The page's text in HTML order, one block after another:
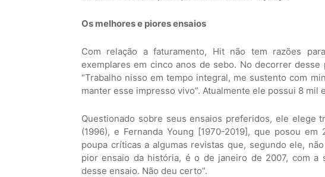
Os melhores e piores ensaios
Com relação a faturamento, Hit não tem razões
exemplares em cinco anos de sebo. No decorrer
“Trabalho nisso em tempo integral, me sustento com
manter esse impresso vivo”. Atualmente ele possui 8 mil
Questionado sobre seus ensaios preferidos, ele elege
(1996), e Fernanda Young [1970-2019], que posou
poupa críticas a algumas revistas que, segundo ele,
pior ensaio da história, é o de janeiro de 2007, com a
desse ensaio. Não deu certo”.